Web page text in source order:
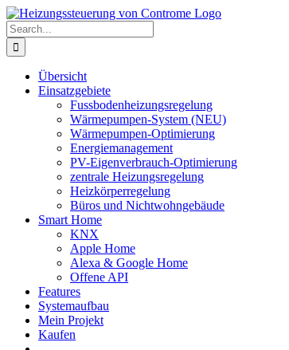
Skip
to
content
Search
for:
Übersicht
Einsatzgebiete
Fussbodenheizungsregelung
Wärmepumpen-System (NEU)
Wärmepumpen-Optimierung
Energiemanagement
PV-Eigenverbrauch-Optimierung
zentrale Heizungsregelung
Heizkörperregelung
Büros und Nichtwohngebäude
Smart Home
KNX
Apple Home
Alexa & Google Home
Offene API
Features
Systemaufbau
Mein Projekt
Kaufen